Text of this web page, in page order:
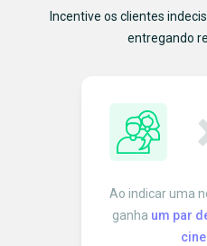
Incentive os clientes
entregando
Ao indicar uma
ganha um par